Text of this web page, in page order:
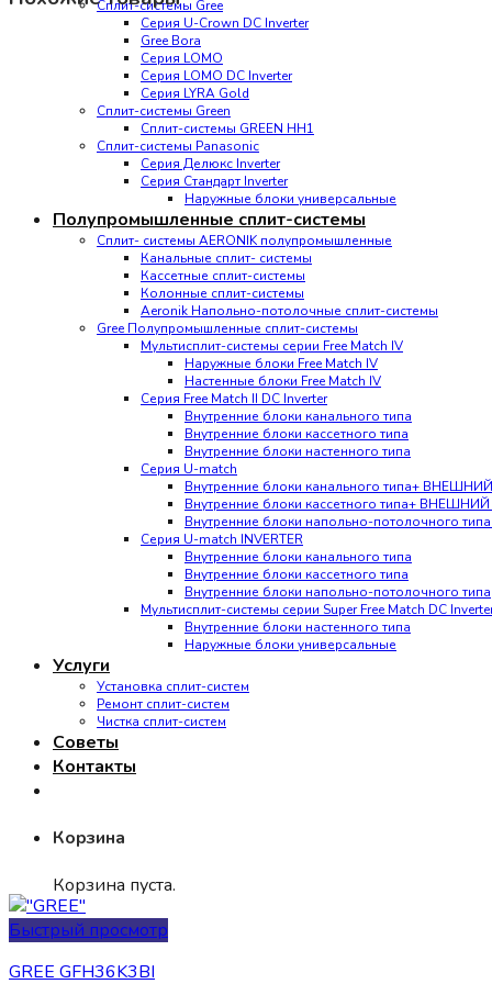
Сплит-системы Gree
Серия U-Crown DC Inverter
Gree Bora
Серия LOMO
Серия LOMO DC Inverter
Серия LYRA Gold
Сплит-системы Green
Сплит-системы GREEN HH1
Сплит-системы Panasonic
Серия Делюкс Inverter
Серия Стандарт Inverter
Наружные блоки универсальные
Полупромышленные сплит-системы
Сплит- системы AERONIK полупромышленные
Канальные сплит- системы
Кассетные сплит-системы
Колонные сплит-системы
Aeronik Напольно-потолочные сплит-системы
Gree Полупромышленные сплит-системы
Мультисплит-системы cерии Free Match IV
Наружные блоки Free Match IV
Настенные блоки Free Match IV
Серия Free Match II DC Inverter
Внутренние блоки канального типа
Внутренние блоки кассетного типа
Внутренние блоки настенного типа
Серия U-match
Внутренние блоки канального типа+
Внутренние блоки кассетного типа+
Внутренние блоки напольно-потолочного
Серия U-match INVERTER
Внутренние блоки канального типа
Внутренние блоки кассетного типа
Внутренние блоки напольно-потолочного типа
Мультисплит-системы серии Super Free Match DC
Внутренние блоки настенного типа
Наружные блоки универсальные
Услуги
Установка сплит-систем
Ремонт сплит-систем
Чистка сплит-систем
Советы
Контакты
Корзина
Корзина пуста.
Быстрый просмотр
GREE GFH36K3BI